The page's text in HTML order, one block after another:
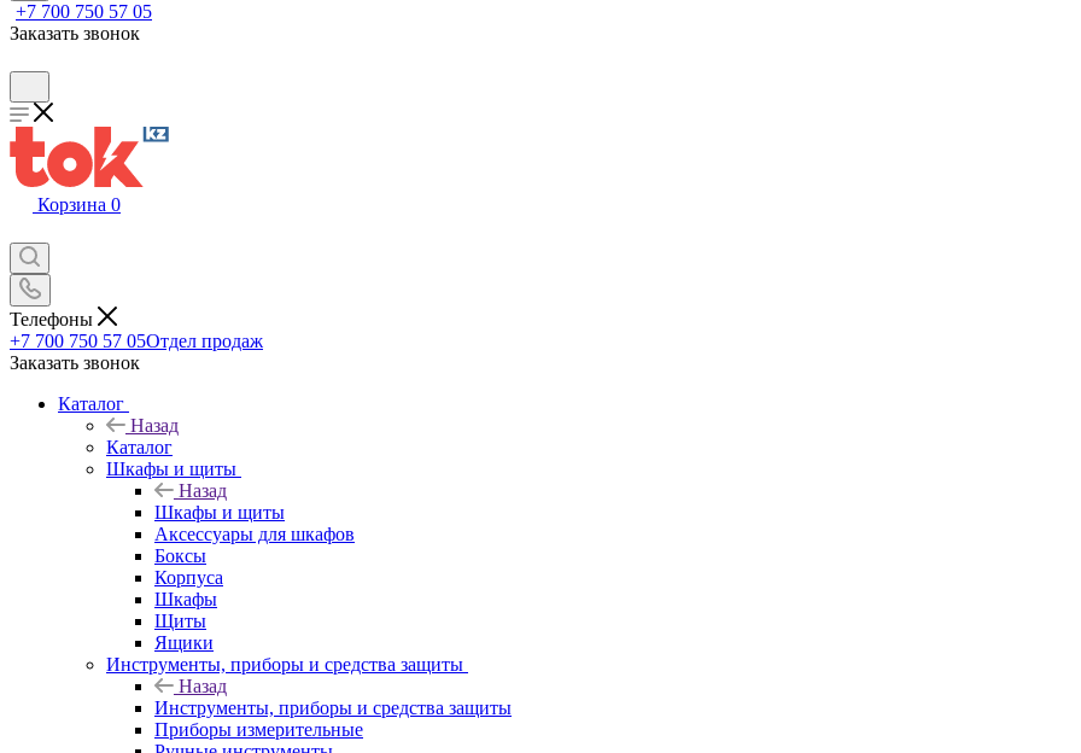
+7 700 750 57 05
Заказать звонок
Корзина 0
Телефоны
+7 700 750 57 05Отдел продаж
Заказать звонок
Каталог
Назад
Каталог
Шкафы и щиты
Назад
Шкафы и щиты
Аксессуары для шкафов
Боксы
Корпуса
Шкафы
Щиты
Ящики
Инструменты, приборы и средства защиты
Назад
Инструменты, приборы и средства защиты
Приборы измерительные